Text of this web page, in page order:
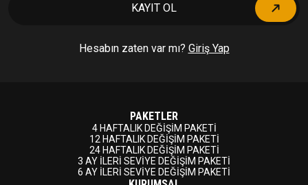
KAYIT OL
Hesabın zaten var mı? Giriş Yap
PAKETLER
4 HAFTALIK DEĞİŞİM PAKETİ
12 HAFTALIK DEĞİŞİM PAKETİ
24 HAFTALIK DEĞİŞİM PAKETİ
3 AY İLERİ SEVİYE DEĞİŞİM PAKETİ
6 AY İLERİ SEVİYE DEĞİŞİM PAKETİ